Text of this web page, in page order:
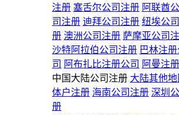
注册 塞舌尔公司注册 阿联酋
司注册 迪拜公司注册 纽埃公
册 澳洲公司注册 萨摩亚公司
沙特阿拉伯公司注册 巴林注册
司 阿布扎比注册公司 阿曼注
中国大陆公司注册 大陆其他
体户注册 海南公司注册 深圳
册